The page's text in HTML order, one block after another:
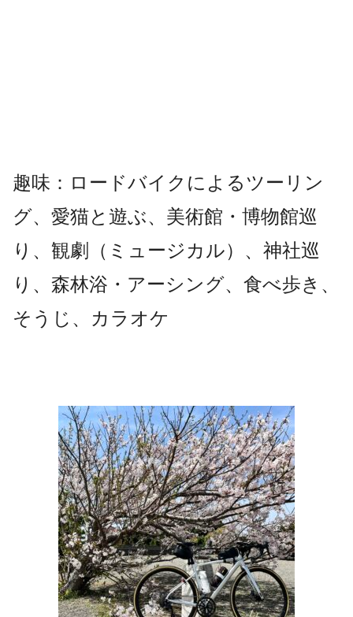
趣味：ロードバイクによるツーリン
グ、愛猫と遊ぶ、美術館・博物館巡
り、観劇（ミュージカル）、神社巡
り、森林浴・アーシング、食べ歩き、
そうじ、カラオケ